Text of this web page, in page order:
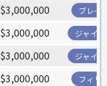
$3,000,000 ブレー
$3,000,000 ジャイ
$3,000,000 ジャイ
$3,000,000 フィリ